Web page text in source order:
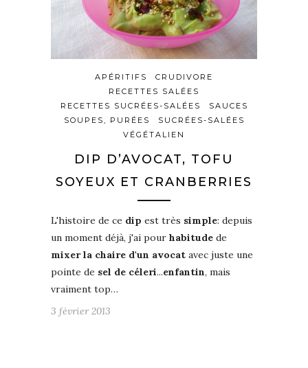
APÉRITIFS
CRUDIVORE
RECETTES SALÉES
RECETTES SUCRÉES-SALÉES
SAUCES
SOUPES, PURÉES
SUCRÉES-SALÉES
VÉGÉTALIEN
DIP D’AVOCAT, TOFU
SOYEUX ET CRANBERRIES
L'histoire de ce dip est très simple: depuis
un moment déjà, j'ai pour habitude de
mixer la chaire d'un avocat avec juste une
pointe de sel de céleri...enfantin, mais
vraiment top…
3 février 2013